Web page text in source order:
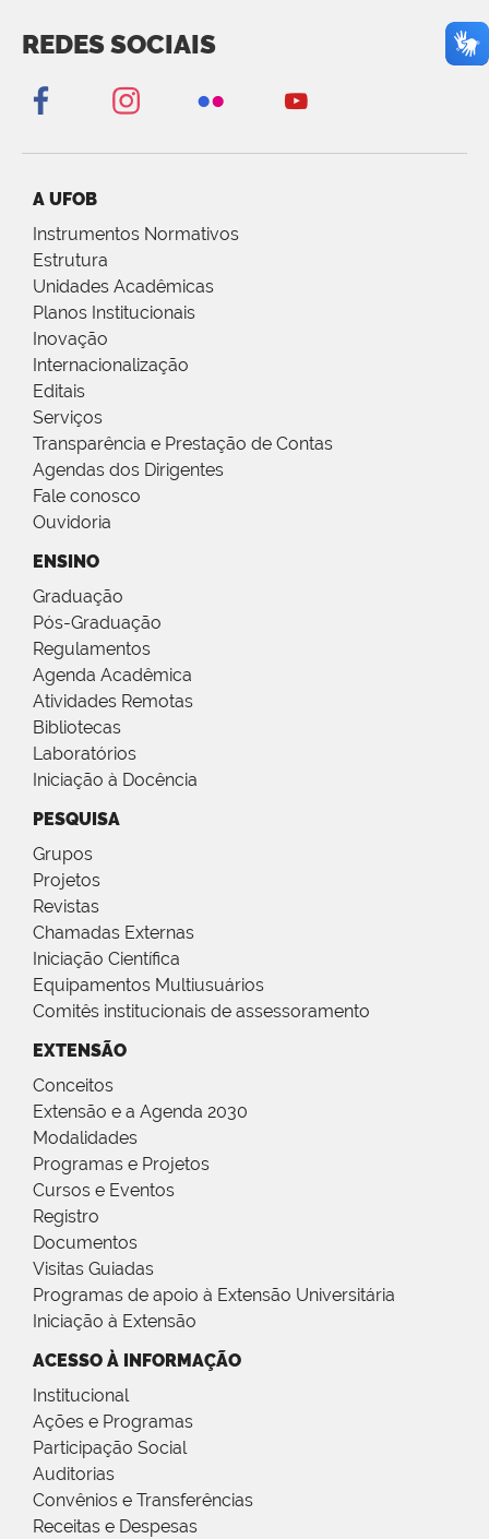
REDES SOCIAIS
A UFOB
Instrumentos Normativos
Estrutura
Unidades Acadêmicas
Planos Institucionais
Inovação
Internacionalização
Editais
Serviços
Transparência e Prestação de Contas
Agendas dos Dirigentes
Fale conosco
Ouvidoria
ENSINO
Graduação
Pós-Graduação
Regulamentos
Agenda Acadêmica
Atividades Remotas
Bibliotecas
Laboratórios
Iniciação à Docência
PESQUISA
Grupos
Projetos
Revistas
Chamadas Externas
Iniciação Científica
Equipamentos Multiusuários
Comitês institucionais de assessoramento
EXTENSÃO
Conceitos
Extensão e a Agenda 2030
Modalidades
Programas e Projetos
Cursos e Eventos
Registro
Documentos
Visitas Guiadas
Programas de apoio à Extensão Universitária
Iniciação à Extensão
ACESSO À INFORMAÇÃO
Institucional
Ações e Programas
Participação Social
Auditorias
Convênios e Transferências
Receitas e Despesas